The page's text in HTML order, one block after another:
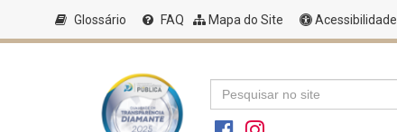
Glossário FAQ Mapa do Site Acessibilidade